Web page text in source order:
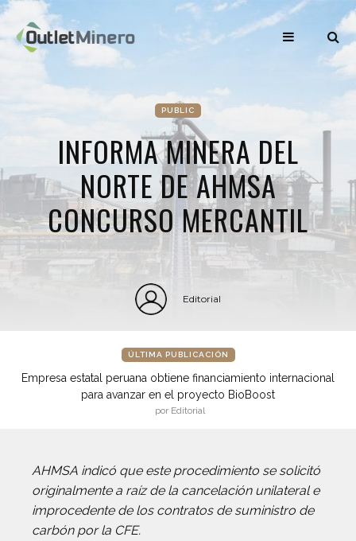
PUBLIC
INFORMA MINERA DEL
NORTE DE AHMSA
CONCURSO MERCANTIL
Editorial
ÚLTIMA PUBLICACIÓN
Empresa estatal peruana obtiene financiamiento internacional
para avanzar en el proyecto BioBoost
por Editorial
AHMSA indicó que este procedimiento se solicitó
originalmente a raíz de la cancelación unilateral e
improcedente de los contratos de suministro de
carbón por la CFE.